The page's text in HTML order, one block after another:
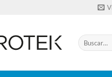
Buscar
por: